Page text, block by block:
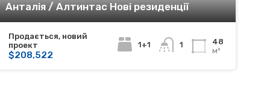
Анталія / Алтинтас Нові резиденції
Продається, новий
проект
$208,522
1+1 1
48
м²